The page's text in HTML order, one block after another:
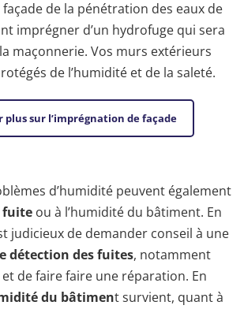
de la pénétration des eaux de
imprégner d’un hydrofuge qui sera
maçonnerie. Vos murs extérieurs
de l’humidité et de la saleté.
plus sur l’imprégnation de façade
d’humidité peuvent également
fuite ou à l’humidité du bâtiment. En
judicieux de demander conseil à une
détection des fuites, notamment
et de faire faire une réparation. En
du bâtiment survient, quant à